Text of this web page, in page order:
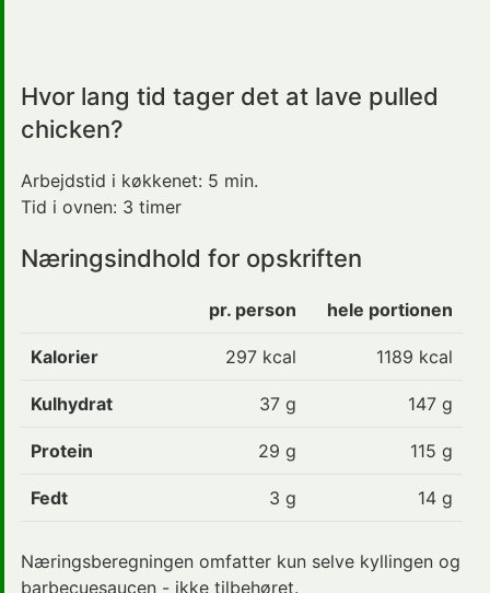
Hvor lang tid tager det at lave pulled
chicken?
Arbejdstid i køkkenet: 5 min.
Tid i ovnen: 3 timer
Næringsindhold for opskriften
pr. person hele portionen
Kalorier 297 kcal 1189 kcal
Kulhydrat 37 g 147 g
Protein 29 g 115 g
Fedt 3 g 14 g
Næringsberegningen omfatter kun selve kyllingen og
barbecuesaucen - ikke tilbehøret.